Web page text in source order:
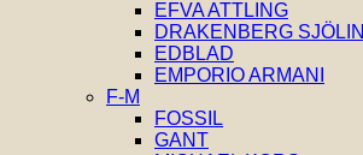
EFVA ATTLING
DRAKENBERG SJÖLIN
EDBLAD
EMPORIO ARMANI
F-M
FOSSIL
GANT